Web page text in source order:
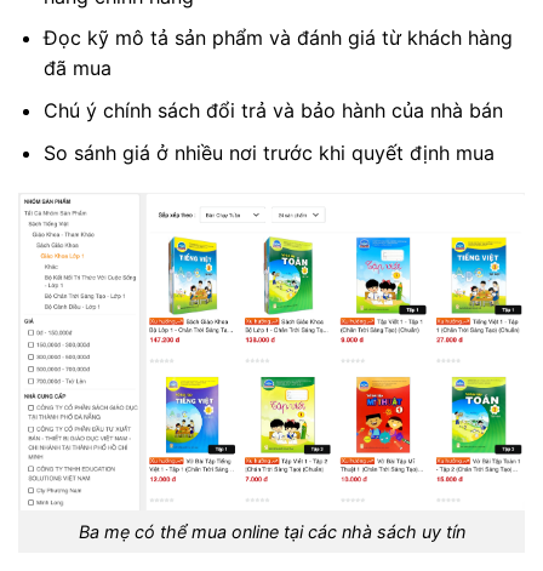
Đọc kỹ mô tả sản phẩm và đánh giá từ khách hàng
đã mua
Chú ý chính sách đổi trả và bảo hành của nhà bán
So sánh giá ở nhiều nơi trước khi quyết định mua
Ba mẹ có thể mua online tại các nhà sách uy tín